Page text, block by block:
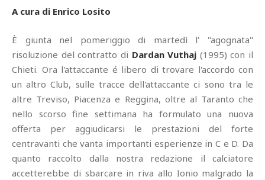
A cura di Enrico Losito
È giunta nel pomeriggio di martedì l' "agognata"
risoluzione del contratto di Dardan Vuthaj (1995) con il
Chieti. Ora l'attaccante é libero di trovare l'accordo con
un altro Club, sulle tracce dell'attaccante ci sono tra le
altre Treviso, Piacenza e Reggina, oltre al Taranto che
nello scorso fine settimana ha formulato una nuova
offerta per aggiudicarsi le prestazioni del forte
centravanti che vanta importanti esperienze in C e D. Da
quanto raccolto dalla nostra redazione il calciatore
accetterebbe di sbarcare in riva allo Ionio malgrado la